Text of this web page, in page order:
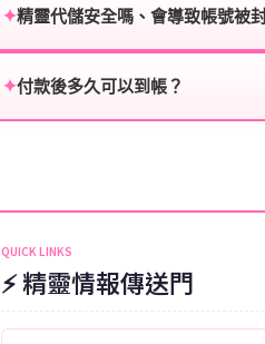
登入方式：您的遊戲登入方式（
遊戲帳號：您的遊戲帳號或ID。
購買截圖：所購買商品的截圖以作
提供這些信息能幫助我們更快地
活動，儲值最低6折起，讓玩家隨
✦精靈代儲安全嗎、會導致帳號被
或異常儲值管道。您獲得的遊戲
✦付款後多久可以到帳？
QUICK LINKS
⚡ 精靈情報傳送門